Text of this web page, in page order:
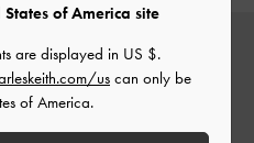
of America site
are displayed in US $.
uscan only be
of America.